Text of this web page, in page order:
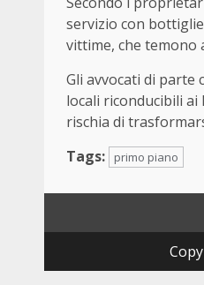
servizio con
vittime, che temono
Gli avvocati di parte
locali riconducibili
rischia di
Tags:
primo piano